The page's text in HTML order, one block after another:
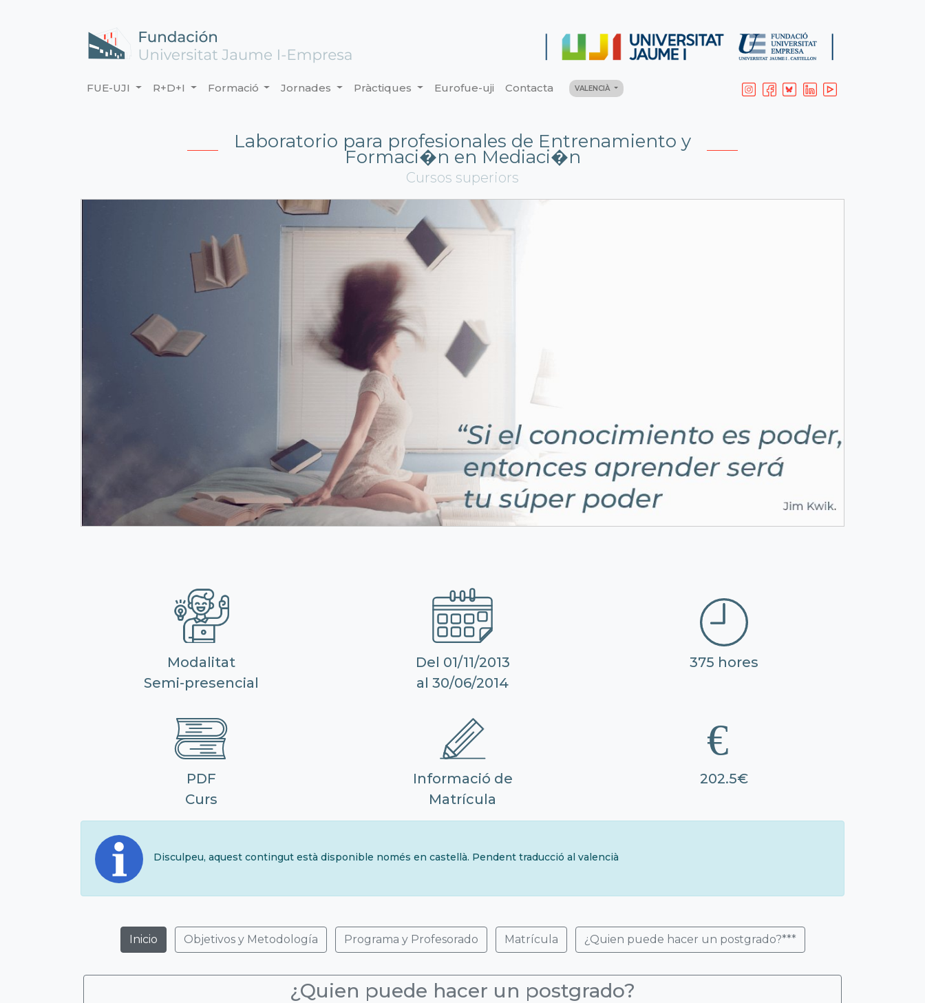
FUE-UJI R+D+I Formació Jornades Pràctiques Eurofue-uji Contacta VALENCIÀ
Laboratorio para profesionales de Entrenamiento y
Formaci�n en Mediaci�n
Cursos superiors
Modalitat
Semi-presencial
Del 01/11/2013
al 30/06/2014
375 hores
PDF
Curs
Informació de
Matrícula
202.5€
Disculpeu, aquest contingut està disponible només en castellà. Pendent traducció al valencià
Inicio Objetivos y Metodología Programa y Profesorado Matrícula ¿Quien puede hacer un postgrado?***
¿Quien puede hacer un postgrado?